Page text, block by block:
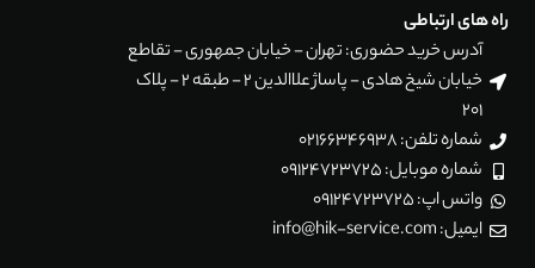
راه های ارتباطی
آدرس خرید حضوری: تهران - خیابان جمهوری - تقاطع
خیابان شیخ هادی - پاساژ علاالدین 2 - طبقه 2 - پلاک
201
شماره تلفن: 02166346938
شماره موبایل: 09124723725
واتس اپ: 09124723725
ایمیل: info@hik-service.com